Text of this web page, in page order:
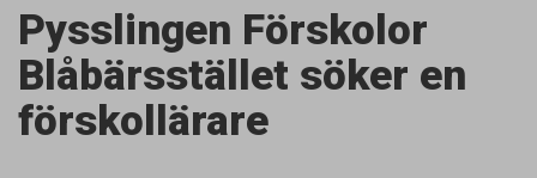
Pysslingen Förskolor
Blåbärsstället söker en
förskollärare